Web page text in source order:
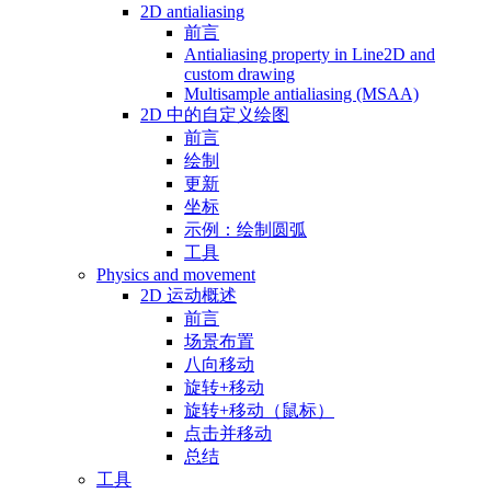
2D antialiasing
前言
Antialiasing property in Line2D and
custom drawing
Multisample antialiasing (MSAA)
2D 中的自定义绘图
前言
绘制
更新
坐标
示例：绘制圆弧
工具
Physics and movement
2D 运动概述
前言
场景布置
八向移动
旋转+移动
旋转+移动（鼠标）
点击并移动
总结
工具